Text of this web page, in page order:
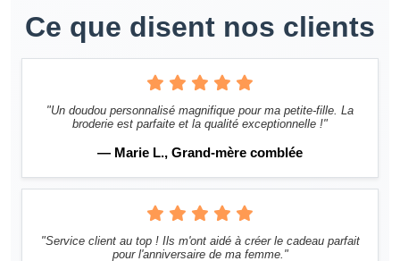
Ce que disent nos clients
"Un doudou personnalisé magnifique pour ma petite-fille. La
broderie est parfaite et la qualité exceptionnelle !"
— Marie L., Grand-mère comblée
"Service client au top ! Ils m'ont aidé à créer le cadeau parfait
pour l'anniversaire de ma femme."